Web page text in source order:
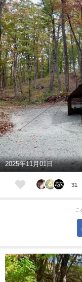
2025年11月01日
31